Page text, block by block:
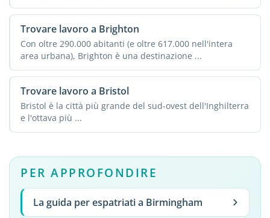
Trovare lavoro a Brighton
Con oltre 290.000 abitanti (e oltre 617.000 nell'intera
area urbana), Brighton è una destinazione ...
Trovare lavoro a Bristol
Bristol è la città più grande del sud-ovest dell'Inghilterra
e l'ottava più ...
PER APPROFONDIRE
La guida per espatriati a Birmingham